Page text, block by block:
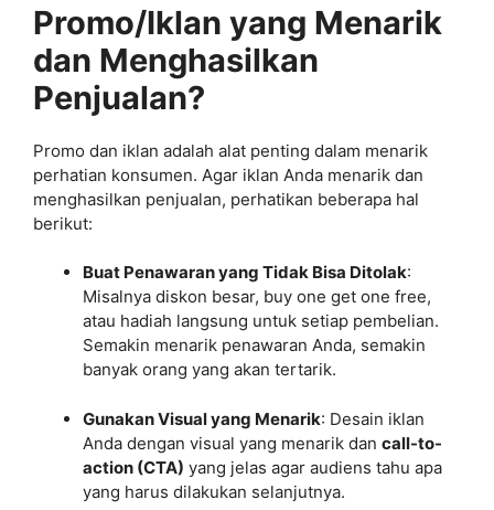
Promo/Iklan yang Menarik
dan Menghasilkan
Penjualan?
Promo dan iklan adalah alat penting dalam menarik
perhatian konsumen. Agar iklan Anda menarik dan
menghasilkan penjualan, perhatikan beberapa hal
berikut:
Buat Penawaran yang Tidak Bisa Ditolak:
Misalnya diskon besar, buy one get one free,
atau hadiah langsung untuk setiap pembelian.
Semakin menarik penawaran Anda, semakin
banyak orang yang akan tertarik.
Gunakan Visual yang Menarik: Desain iklan
Anda dengan visual yang menarik dan call-to-
action (CTA) yang jelas agar audiens tahu apa
yang harus dilakukan selanjutnya.